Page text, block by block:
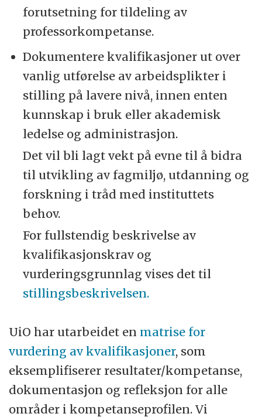
forutsetning for tildeling av
professorkompetanse.
Dokumentere kvalifikasjoner ut over
vanlig utførelse av arbeidsplikter i
stilling på lavere nivå, innen enten
kunnskap i bruk eller akademisk
ledelse og administrasjon.
Det vil bli lagt vekt på evne til å bidra
til utvikling av fagmiljø, utdanning og
forskning i tråd med instituttets
behov.
For fullstendig beskrivelse av
kvalifikasjonskrav og
vurderingsgrunnlag vises det til
stillingsbeskrivelsen.
UiO har utarbeidet en matrise for
vurdering av kvalifikasjoner, som
eksemplifiserer resultater/kompetanse,
dokumentasjon og refleksjon for alle
områder i kompetanseprofilen. Vi